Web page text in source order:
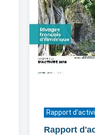
Rapport
Rapport